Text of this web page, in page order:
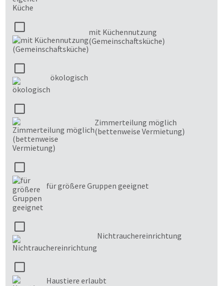
mit Küchennutzung
(Gemeinschaftsküche)
ökologisch
Zimmerteilung möglich
(bettenweise Vermietung)
für größere Gruppen geeignet
Nichtrauchereinrichtung
Haustiere erlaubt